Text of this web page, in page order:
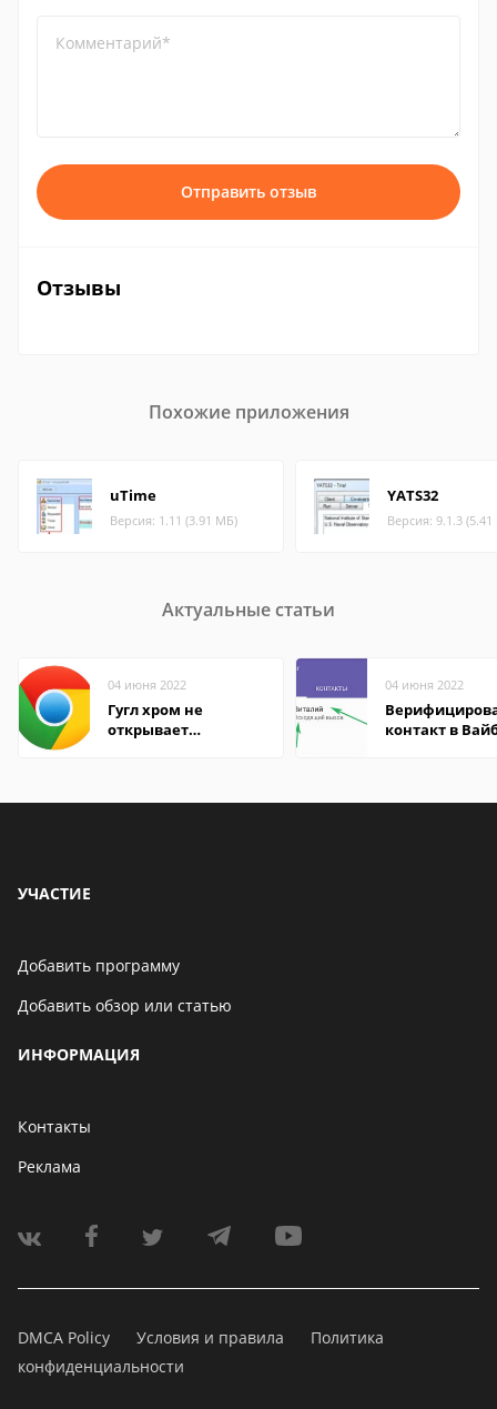
Комментарий*
Отправить отзыв
Отзывы
Похожие приложения
uTime
Версия: 1.11 (3.91 МБ)
YATS32
Версия: 9.1.3
Актуальные статьи
04 июня 2022
Гугл хром не
открывает
04 июня 2022
контакт в
УЧАСТИЕ
Добавить программу
Добавить обзор или статью
ИНФОРМАЦИЯ
Контакты
Реклама
DMCA Policy Условия и правила
Политика
конфиденциальности